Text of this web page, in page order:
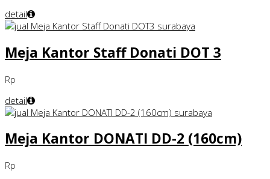
detail
Meja Kantor Staff Donati DOT 3
Rp
detail
Meja Kantor DONATI DD-2 (160cm)
Rp